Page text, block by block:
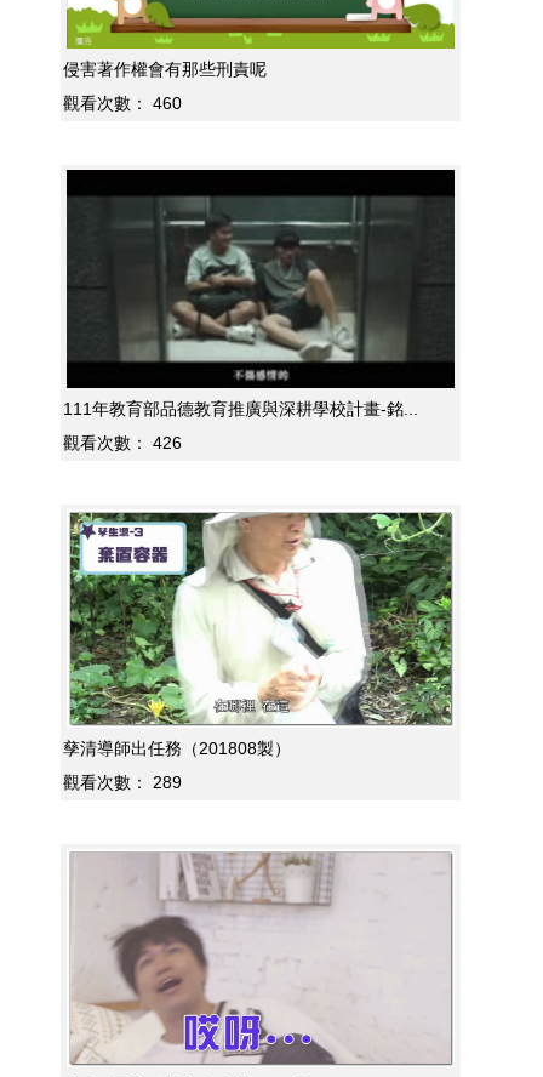
侵害著作權會有那些刑責呢
觀看次數：
460
111年教育部品德教育推廣與深耕學校計畫-銘...
觀看次數：
426
孳清導師出任務（201808製）
觀看次數：
289